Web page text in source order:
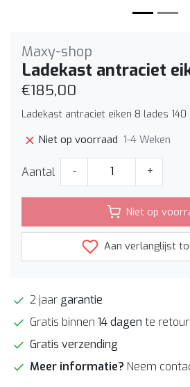
Maxy-shop
Ladekast antraciet
€185,00
Ladekast antraciet eiken 8 lades 140
Niet op voorraad 1-4 Weken
Aantal - +
Niet op
Aan verlanglijst
2 jaar garantie
Gratis binnen 14 dagen te
Gratis verzending
Meer informatie? Neem